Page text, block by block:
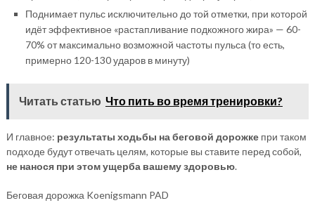
Поднимает пульс исключительно до той отметки, при которой
идёт эффективное «растапливание подкожного жира» — 60-
70% от максимально возможной частоты пульса (то есть,
примерно 120-130 ударов в минуту)
Читать статью Что пить во время тренировки?
И главное: результаты ходьбы на беговой дорожкепри таком
подходе будут отвечать целям, которые вы ставите перед собой,
не нанося при этом ущерба вашему здоровью.
Беговая дорожка Koenigsmann PAD